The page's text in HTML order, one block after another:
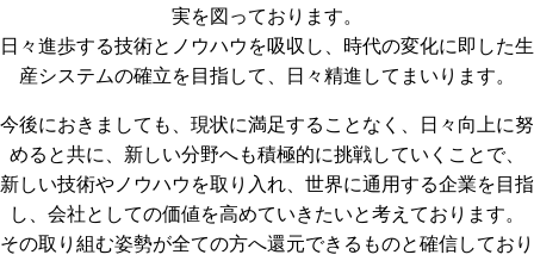
実を図っております。
日々進歩する技術とノウハウを吸収し、時代の変化に即した生
産システムの確立を目指して、日々精進してまいります。
今後におきましても、現状に満足することなく、日々向上に努
めると共に、新しい分野へも積極的に挑戦していくことで、
新しい技術やノウハウを取り入れ、世界に通用する企業を目指
し、会社としての価値を高めていきたいと考えております。
その取り組む姿勢が全ての方へ還元できるものと確信しており